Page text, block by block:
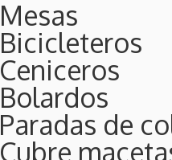
Mesas
Bicicleteros
Ceniceros
Bolardos
Paradas de
Cubre